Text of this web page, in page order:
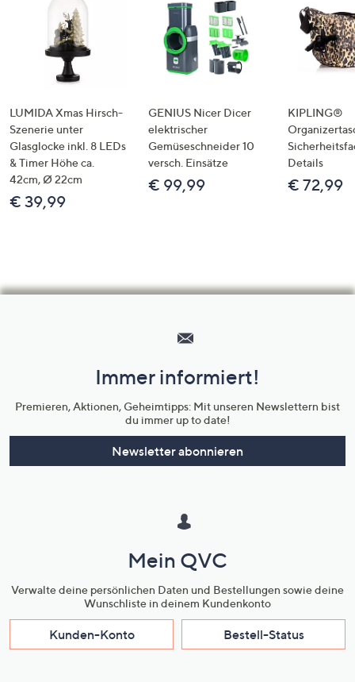
LUMIDA Xmas Hirsch-
Szenerie unter
Glasglocke inkl. 8 LEDs
& Timer Höhe ca.
42cm, Ø 22cm
€ 39,99
GENIUS Nicer Dicer
elektrischer
Gemüseschneider 10
versch. Einsätze
€ 99,99
KIPLING®
Details
€ 72,99
Unternehmensinformationen
Immer informiert!
Premieren, Aktionen, Geheimtipps: Mit unseren Newslettern bist
du immer up to date!
Newsletter abonnieren
Mein QVC
Verwalte deine persönlichen Daten und Bestellungen sowie deine
Wunschliste in deinem Kundenkonto
Kunden-Konto Bestell-Status